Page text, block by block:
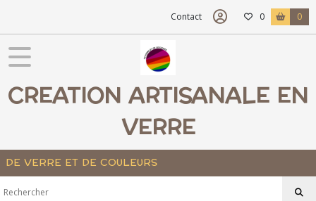
Contact 0 0
CREATION ARTISANALE EN
VERRE
DE VERRE ET DE COULEURS